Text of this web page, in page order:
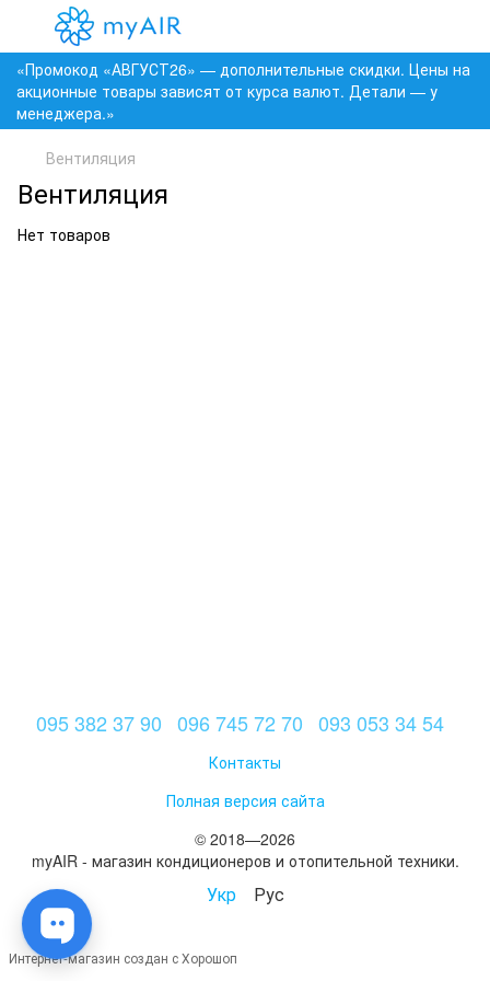
«Промокод «АВГУСТ26» — дополнительные скидки. Цены на
акционные товары зависят от курса валют. Детали — у
менеджера.»
Вентиляция
Вентиляция
Нет товаров
095 382 37 90 096 745 72 70 093 053 34 54
Контакты
Полная версия сайта
© 2018—2026
myAIR - магазин кондиционеров и отопительной техники.
Укр Рус
Интернет-магазин создан с Хорошоп